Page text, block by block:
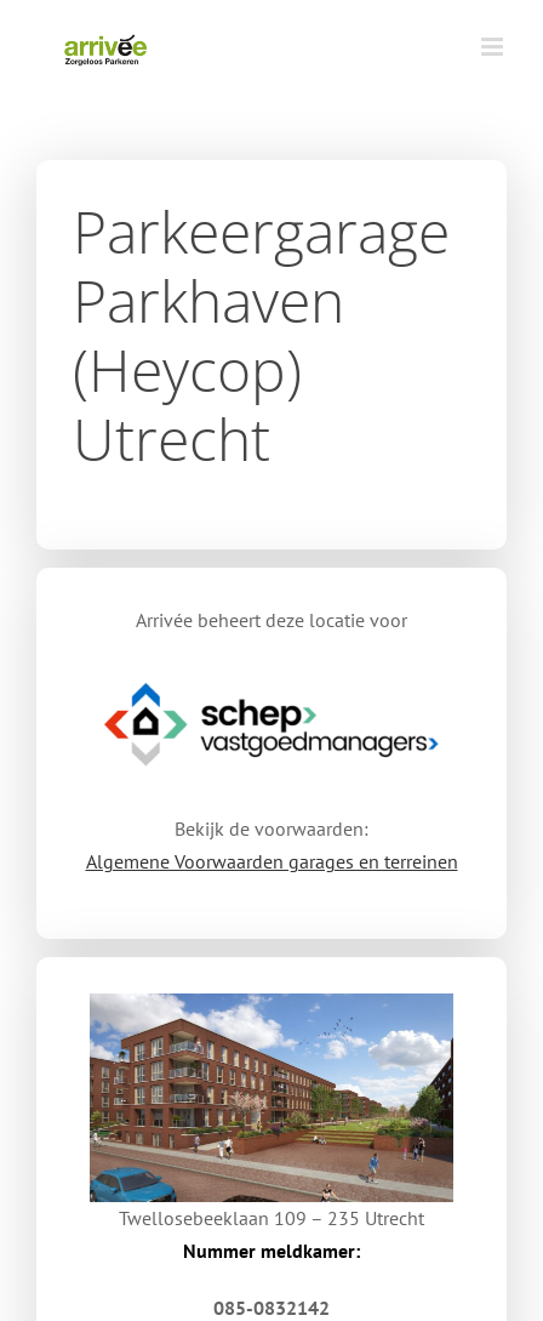
Parkeergarage
Parkhaven
(Heycop)
Utrecht
Arrivée beheert deze locatie voor
Bekijk de voorwaarden:
Algemene Voorwaarden garages en terreinen
Twellosebeeklaan 109 – 235 Utrecht
Nummer meldkamer:
085-0832142